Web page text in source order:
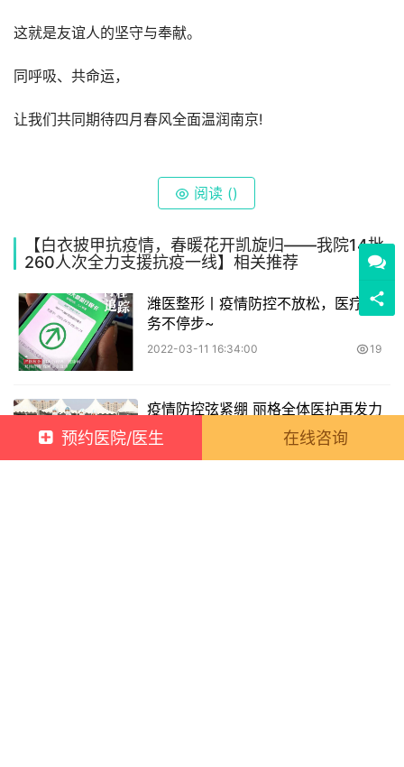
这就是友谊人的坚守与奉献。
同呼吸、共命运，
让我们共同期待四月春风全面温润南京!
阅读 ()
【白衣披甲抗疫情，春暖花开凯旋归——我院14批
260人次全力支援抗疫一线】相关推荐
潍医整形丨疫情防控不放松，医疗服
务不停步~
2022-03-11 16:34:00 19
疫情防控弦紧绷 丽格全体医护再发力
2022-03-25 17:13:00
预约医院/医生 在线咨询